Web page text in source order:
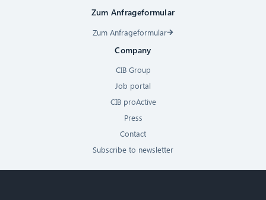
Zum Anfrageformular
Zum Anfrageformular
Company
CIB Group
Job portal
CIB proActive
Press
Contact
Subscribe to newsletter